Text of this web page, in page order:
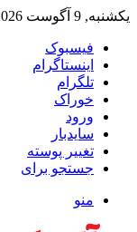
یکشنبه, 9 آگوست 2026
فیسبوک
اینستاگرام
تلگرام
خوراک
ورود
سایدبار
تغییر پوسته
جستجو برای
منو